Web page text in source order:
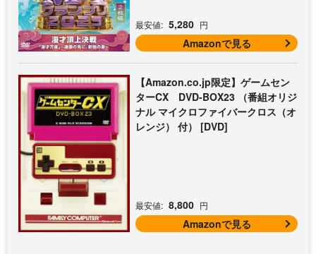
最安値: 5,280 円
Amazonで見る
【Amazon.co.jp限定】ゲームセン
ターCX DVD-BOX23 （番組オリジ
ナル マイクロファイバークロス（オ
レンジ） 付） [DVD]
最安値: 8,800 円
Amazonで見る